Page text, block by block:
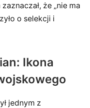
że „nie ma
o selekcji i
Ikona
jednym z